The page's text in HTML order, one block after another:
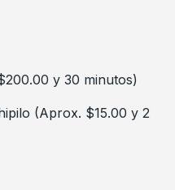
y 30 minutos)
(Aprox. $15.00 y 2